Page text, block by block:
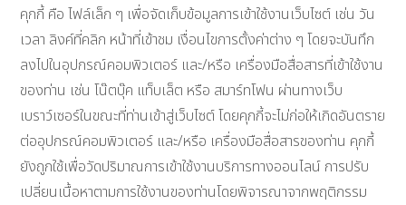
คุกกี้ คือ ไฟล์เล็ก ๆ เพื่อจัดเก็บข้อมูลการเข้าใช้งานเว็บไซต์ เช่น วัน
เวลา ลิงค์ที่คลิก หน้าที่เข้าชม เงื่อนไขการตั้งค่าต่าง ๆ โดยจะบันทึก
ลงไปในอุปกรณ์คอมพิวเตอร์ และ/หรือ เครื่องมือสื่อสารที่เข้าใช้งาน
ของท่าน เช่น โน๊ตบุ๊ค แท็บเล็ต หรือ สมาร์ทโฟน ผ่านทางเว็บ
เบราว์เซอร์ในขณะที่ท่านเข้าสู่เว็บไซต์ โดยคุกกี้จะไม่ก่อให้เกิดอันตราย
ต่ออุปกรณ์คอมพิวเตอร์ และ/หรือ เครื่องมือสื่อสารของท่าน คุกกี้
ยังถูกใช้เพื่อวัดปริมาณการเข้าใช้งานบริการทางออนไลน์ การปรับ
เปลี่ยนเนื้อหาตามการใช้งานของท่านโดยพิจารณาจากพฤติกรรม